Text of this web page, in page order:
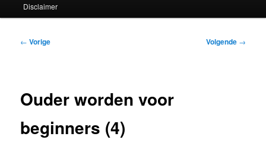
Disclaimer
Bericht
← Vorige Volgende →
Ouder worden voor
beginners (4)